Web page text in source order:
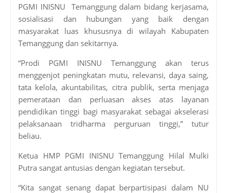
PGMI INISNU Temanggung dalam bidang kerjasama,
sosialisasi dan hubungan yang baik dengan
masyarakat luas khususnya di wilayah Kabupaten
Temanggung dan sekitarnya.
“Prodi PGMI INISNU Temanggung akan terus
menggenjot peningkatan mutu, relevansi, daya saing,
tata kelola, akuntabilitas, citra publik, serta menjaga
pemerataan dan perluasan akses atas layanan
pendidikan tinggi bagi masyarakat sebagai akselerasi
pelaksanaan tridharma perguruan tinggi,” tutur
beliau.
Ketua HMP PGMI INISNU Temanggung Hilal Mulki
Putra sangat antusias dengan kegiatan tersebut.
“Kita sangat senang dapat berpartisipasi dalam NU